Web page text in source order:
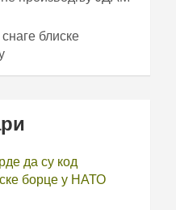
блиске
да су код
борце у НАТО